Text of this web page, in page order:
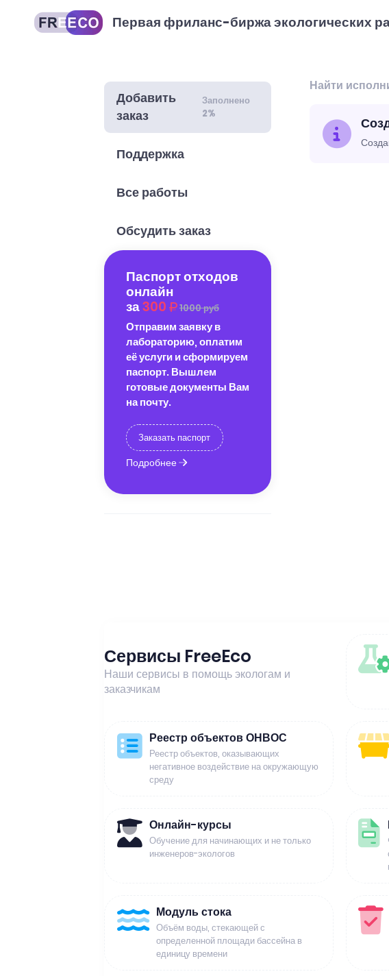
Первая фриланс-биржа экологических
Добавить
заказ
Заполнено
2%
Поддержка
Все работы
Обсудить заказ
Паспорт отходов
онлайн
за300 1000 руб
Отправим заявку в
лабораторию, оплатим
её услуги и сформируем
паспорт. Вышлем
готовые документы Вам
на почту.
Заказать паспорт
Подробнее
Найти
Сервисы FreeEco
Наши сервисы в помощь экологам и
заказчикам
Реестр объектов ОНВОС
Реестр объектов, оказывающих
негативное воздействие на окружающую
среду
Онлайн-курсы
Обучение для начинающих и не только
инженеров-экологов
Модуль стока
Объём воды, стекающей с
определенной площади бассейна в
единицу времени